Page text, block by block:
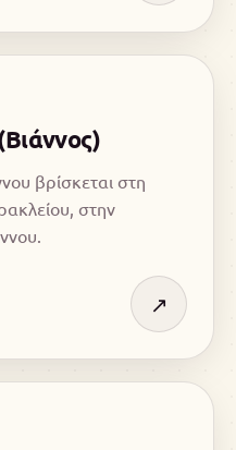
βρίσκεται στη
στην
↗